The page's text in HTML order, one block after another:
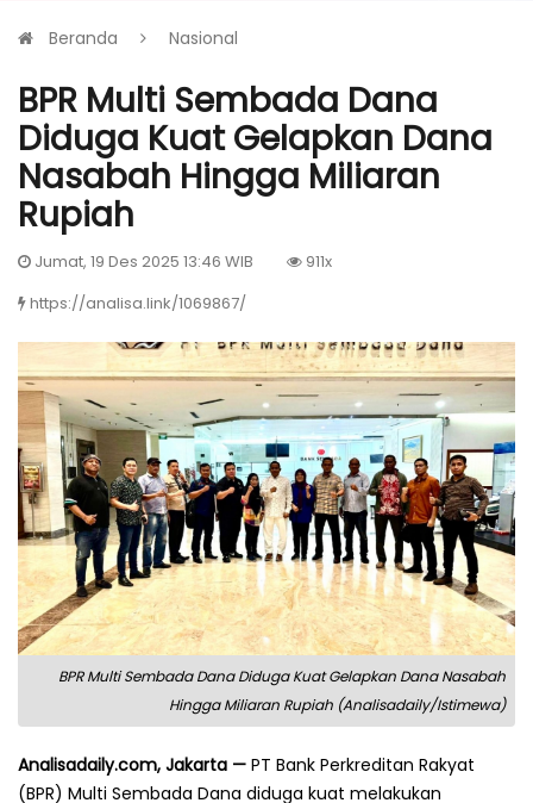
Beranda Nasional
BPR Multi Sembada Dana
Diduga Kuat Gelapkan Dana
Nasabah Hingga Miliaran
Rupiah
Jumat, 19 Des 2025 13:46 WIB
911x
https://analisa.link/1069867/
BPR Multi Sembada Dana Diduga Kuat Gelapkan Dana Nasabah
Hingga Miliaran Rupiah (Analisadaily/Istimewa)
Analisadaily.com, Jakarta — PT Bank Perkreditan Rakyat
(BPR) Multi Sembada Dana diduga kuat melakukan